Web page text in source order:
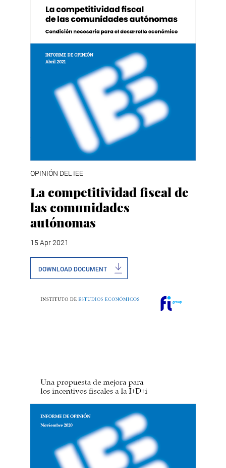
OPINIÓN DEL IEE
La competitividad fiscal de
las comunidades
autónomas
15 Apr 2021
DOWNLOAD DOCUMENT